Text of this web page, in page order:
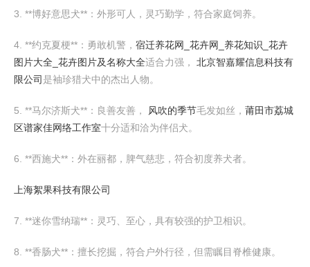
3. **博好意思犬**：外形可人，灵巧勤学，符合家庭饲养。
4. **约克夏梗**：勇敢机警， 宿迁养花网_花卉网_养花知识_花卉
图片大全_花卉图片及名称大全适合力强， 北京智嘉耀信息科技有
限公司 是袖珍猎犬中的杰出人物。
5. **马尔济斯犬**：良善友善， 风吹的季节毛发如丝， 莆田市荔城
区谱家佳网络工作室十分适和洽为伴侣犬。
6. **西施犬**：外在丽都，脾气慈悲，符合初度养犬者。
上海絮果科技有限公司
7. **迷你雪纳瑞**：灵巧、至心，具有较强的护卫相识。
8. **香肠犬**：擅长挖掘，符合户外行径，但需瞩目脊椎健康。